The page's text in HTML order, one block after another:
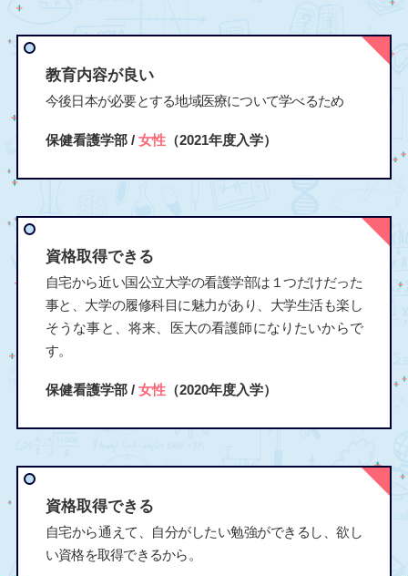
教育内容が良い
今後日本が必要とする地域医療について学べるため
保健看護学部 / 女性（2021年度入学）
資格取得できる
自宅から近い国公立大学の看護学部は１つだけだった
事と、大学の履修科目に魅力があり、大学生活も楽し
そうな事と、将来、医大の看護師になりたいからで
す。
保健看護学部 / 女性（2020年度入学）
資格取得できる
自宅から通えて、自分がしたい勉強ができるし、欲し
い資格を取得できるから。